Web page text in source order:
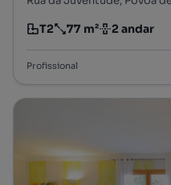
Tipologia
T2
Preço por metro quadrado
77 m²
Andar 2 andar
Profissional